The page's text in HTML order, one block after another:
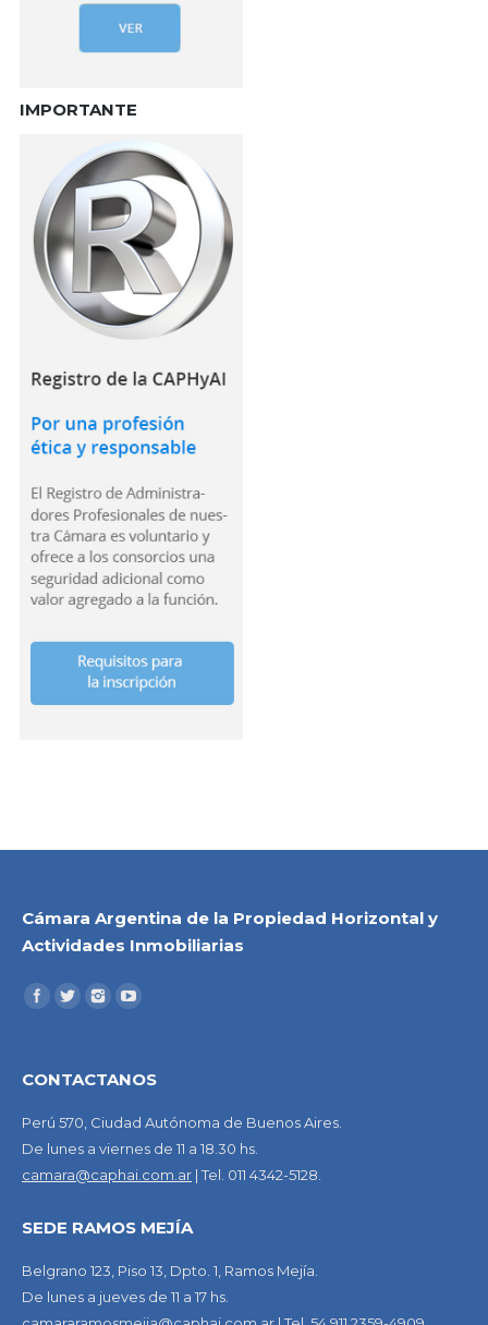
IMPORTANTE
Cámara Argentina de la Propiedad Horizontal y
Actividades Inmobiliarias
CONTACTANOS
Perú 570, Ciudad Autónoma de Buenos Aires.
De lunes a viernes de 11 a 18.30 hs.
camara@caphai.com.ar | Tel. 011 4342-5128.
SEDE RAMOS MEJÍA
Belgrano 123, Piso 13, Dpto. 1, Ramos Mejía.
De lunes a jueves de 11 a 17 hs.